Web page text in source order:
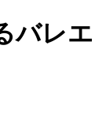
バレエ